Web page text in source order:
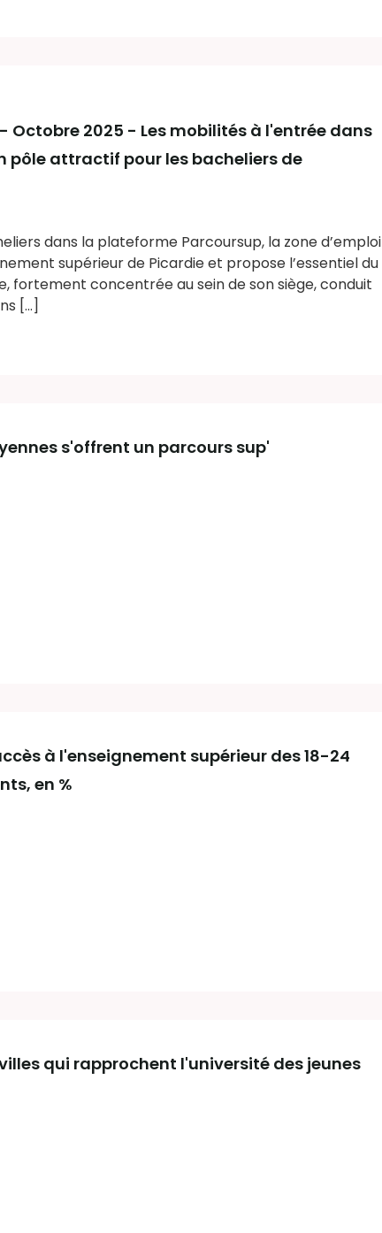
- Octobre 2025 - Les mobilités à l'entrée dans
pôle attractif pour les bacheliers de
dans la plateforme Parcoursup, la zone d’emploi
supérieur de Picardie et propose l’essentiel du
fortement concentrée au sein de son siège, conduit
[...]
s'offrent un parcours sup'
à l'enseignement supérieur des 18-24
en %
qui rapprochent l'université des jeunes